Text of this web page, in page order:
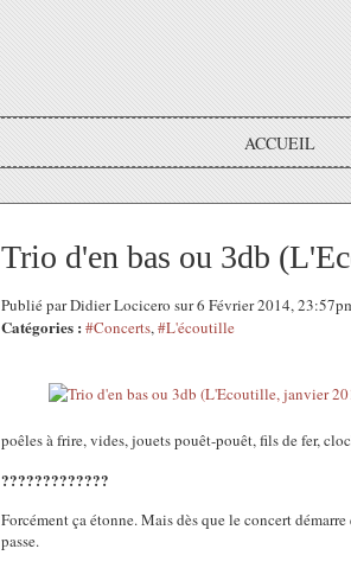
ACCUEIL
Trio d'en bas ou 3db
Publié par Didier Locicero sur 6 Février 2014,
Catégories : #Concerts,#L'écoutille
poêles à frire, vides, jouets pouêt-pouêt, fils de fer,
?????????????
Forcément ça étonne. Mais dès que le concert
passe.